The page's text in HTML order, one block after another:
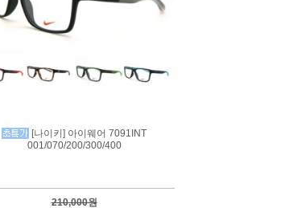
[나이키] 아이웨어 7091INT
001/070/200/300/400
210,000원